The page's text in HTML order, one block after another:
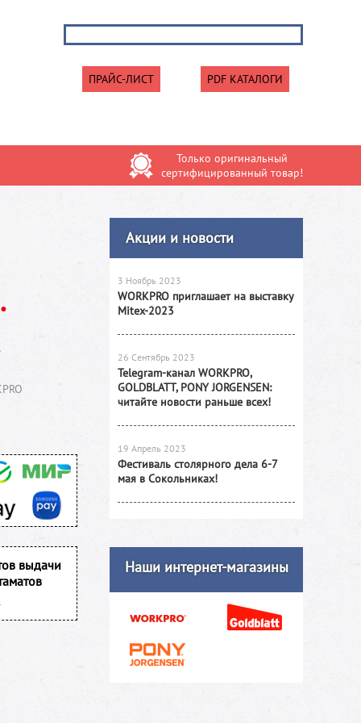
ПРАЙС-ЛИСТ PDF КАТАЛОГИ
Только оригинальный
сертифицированный товар!
выдачи
Акции и новости
3 Ноябрь 2023
WORKPRO приглашает на выставку
Mitex-2023
26 Сентябрь 2023
Telegram-канал WORKPRO,
GOLDBLATT, PONY JORGENSEN:
читайте новости раньше всех!
19 Апрель 2023
Фестиваль столярного дела 6-7
мая в Сокольниках!
Наши интернет-магазины